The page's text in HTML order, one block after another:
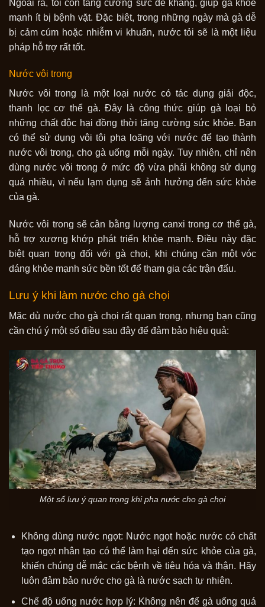
Ngoài ra, tỏi còn tăng cường sức đề kháng, giúp gà khỏe
mạnh ít bị bệnh vặt. Đặc biệt, trong những ngày mà gà dễ
bị cảm cúm hoặc nhiễm vi khuẩn, nước tỏi sẽ là một liệu
pháp hỗ trợ rất tốt.
Nước vôi trong
Nước vôi trong là một loại nước có tác dụng giải độc,
thanh lọc cơ thể gà. Đây là công thức giúp gà loại bỏ
những chất độc hại đồng thời tăng cường sức khỏe. Bạn
có thể sử dụng vôi tôi pha loãng với nước để tạo thành
nước vôi trong, cho gà uống mỗi ngày. Tuy nhiên, chỉ nên
dùng nước vôi trong ở mức độ vừa phải không sử dụng
quá nhiều, vì nếu lạm dụng sẽ ảnh hưởng đến sức khỏe
của gà.
Nước vôi trong sẽ cân bằng lượng canxi trong cơ thể gà,
hỗ trợ xương khớp phát triển khỏe mạnh. Điều này đặc
biệt quan trọng đối với gà chọi, khi chúng cần một vóc
dáng khỏe mạnh sức bền tốt để tham gia các trận đấu.
Lưu ý khi làm nước cho gà chọi
Mặc dù nước cho gà chọi rất quan trọng, nhưng bạn cũng
cần chú ý một số điều sau đây để đảm bảo hiệu quả:
Một số lưu ý quan trọng khi pha nước cho gà chọi
Không dùng nước ngọt: Nước ngọt hoặc nước có chất
tạo ngọt nhân tạo có thể làm hại đến sức khỏe của gà,
khiến chúng dễ mắc các bệnh về tiêu hóa và thận. Hãy
luôn đảm bảo nước cho gà là nước sạch tự nhiên.
Chế độ uống nước hợp lý: Không nên để gà uống quá